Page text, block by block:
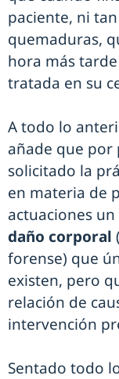
paciente, ni
quemaduras,
hora más
tratada en su
A todo lo
añade que por
solicitado la
en materia de
actuaciones
daño corporal
forense) que
existen, pero
relación de
intervención
Sentado todo